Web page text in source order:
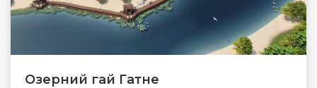
Озерний гай Гатне